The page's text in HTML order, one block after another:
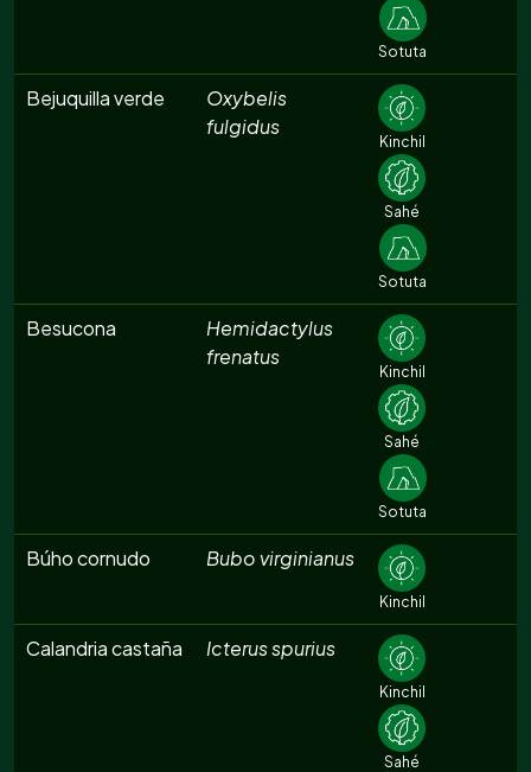
Sotuta
Bejuquilla verde
Oxybelis
fulgidus
Kinchil
Sahé
Sotuta
Besucona
Hemidactylus
frenatus
Kinchil
Sahé
Sotuta
Búho cornudo Bubo virginianus
Kinchil
Calandria castaña Icterus spurius
Kinchil
Sahé